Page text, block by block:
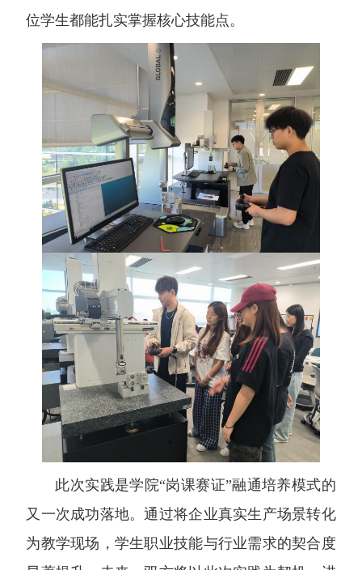
位学生都能扎实掌握核心技能点。
此次实践是学院“岗课赛证”融通培养模式的
又一次成功落地。通过将企业真实生产场景转化
为教学现场，学生职业技能与行业需求的契合度